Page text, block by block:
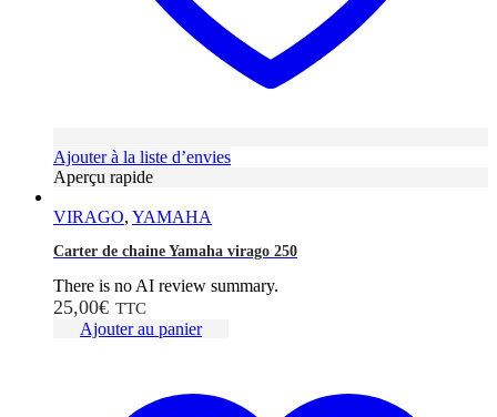
Ajouter à la liste d’envies
Aperçu rapide
VIRAGO, YAMAHA
Carter de chaine Yamaha virago 250
There is no AI review summary.
25,00€ TTC
Ajouter au panier